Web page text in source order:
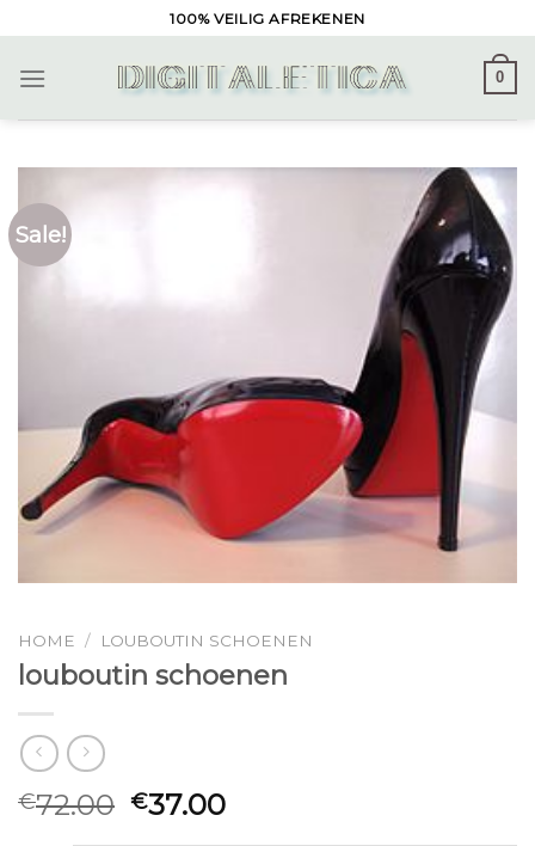
to
content
100% VEILIG AFREKENEN
0
Sale!
HOME / LOUBOUTIN SCHOENEN
louboutin schoenen
€72.00 €37.00